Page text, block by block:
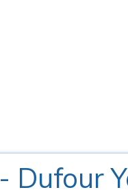
- Dufour